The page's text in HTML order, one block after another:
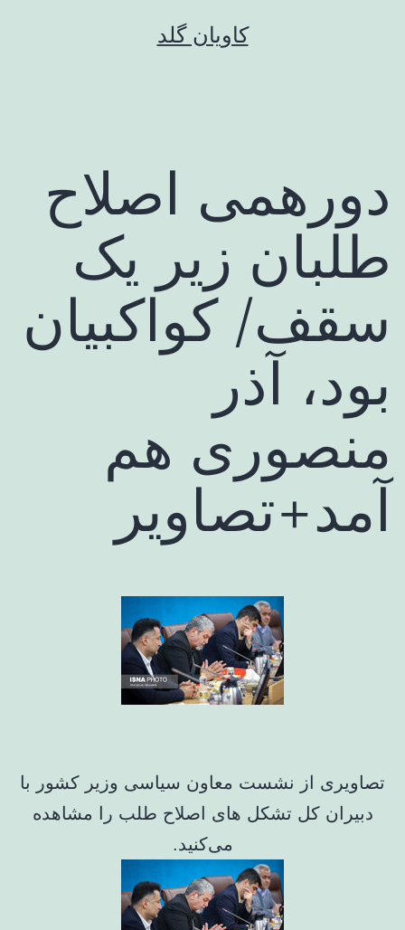
کاویان گلد
دورهمی اصلاح
طلبان زیر یک
سقف/ کواکبیان
بود، آذر
منصوری هم
آمد+تصاویر
تصاویری از نشست معاون سیاسی وزیر کشور با
دبیران کل تشکل های اصلاح طلب را مشاهده
می‌کنید.